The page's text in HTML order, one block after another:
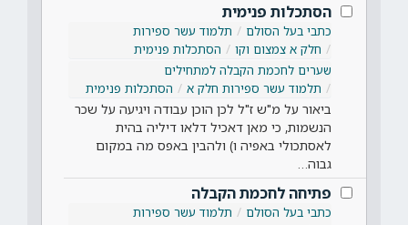
הסתכלות פנימית
כתבי בעל הסולם
תלמוד עשר ספירות
חלק א צמצום וקו
הסתכלות פנימית
שערים לחכמת הקבלה למתחילים
תלמוד עשר ספירות חלק א
הסתכלות פנימית
ביאור על מ"ש ז"ל לכן הוכן עבודה ויגיעה על שכר
הנשמות, כי מאן דאכיל דלאו דיליה בהית
לאסתכולי באפיה ו) ולהבין באפס מה במקום
גבוה…
פתיחה לחכמת הקבלה
כתבי בעל הסולם
תלמוד עשר ספירות